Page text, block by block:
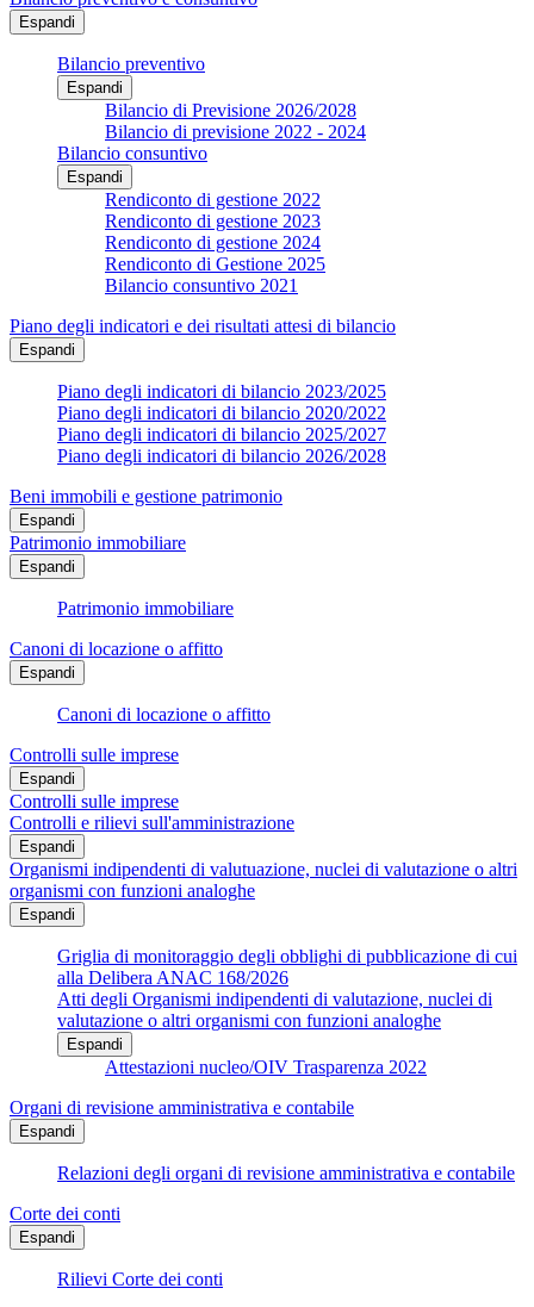
Espandi
Bilancio preventivo
Espandi
Bilancio di Previsione 2026/2028
Bilancio di previsione 2022 - 2024
Bilancio consuntivo
Espandi
Rendiconto di gestione 2022
Rendiconto di gestione 2023
Rendiconto di gestione 2024
Rendiconto di Gestione 2025
Bilancio consuntivo 2021
Piano degli indicatori e dei risultati attesi di bilancio
Espandi
Piano degli indicatori di bilancio 2023/2025
Piano degli indicatori di bilancio 2020/2022
Piano degli indicatori di bilancio 2025/2027
Piano degli indicatori di bilancio 2026/2028
Beni immobili e gestione patrimonio
Espandi
Patrimonio immobiliare
Espandi
Patrimonio immobiliare
Canoni di locazione o affitto
Espandi
Canoni di locazione o affitto
Controlli sulle imprese
Espandi
Controlli sulle imprese
Controlli e rilievi sull'amministrazione
Espandi
Organismi indipendenti di valutuazione, nuclei di valutazione o altri
organismi con funzioni analoghe
Espandi
Griglia di monitoraggio degli obblighi di pubblicazione di cui
alla Delibera ANAC 168/2026
Atti degli Organismi indipendenti di valutazione, nuclei di
valutazione o altri organismi con funzioni analoghe
Espandi
Attestazioni nucleo/OIV Trasparenza 2022
Organi di revisione amministrativa e contabile
Espandi
Relazioni degli organi di revisione amministrativa e contabile
Corte dei conti
Espandi
Rilievi Corte dei conti